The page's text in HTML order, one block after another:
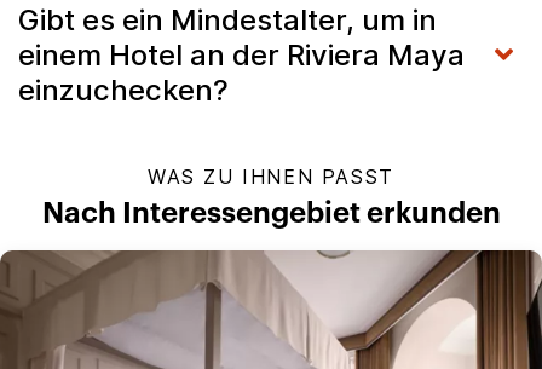
Gibt es ein Mindestalter, um in
einem Hotel an der Riviera Maya
einzuchecken?
WAS ZU IHNEN PASST
Nach Interessengebiet erkunden